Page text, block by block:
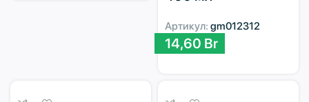
Артикул: gm012312
14,60 Br